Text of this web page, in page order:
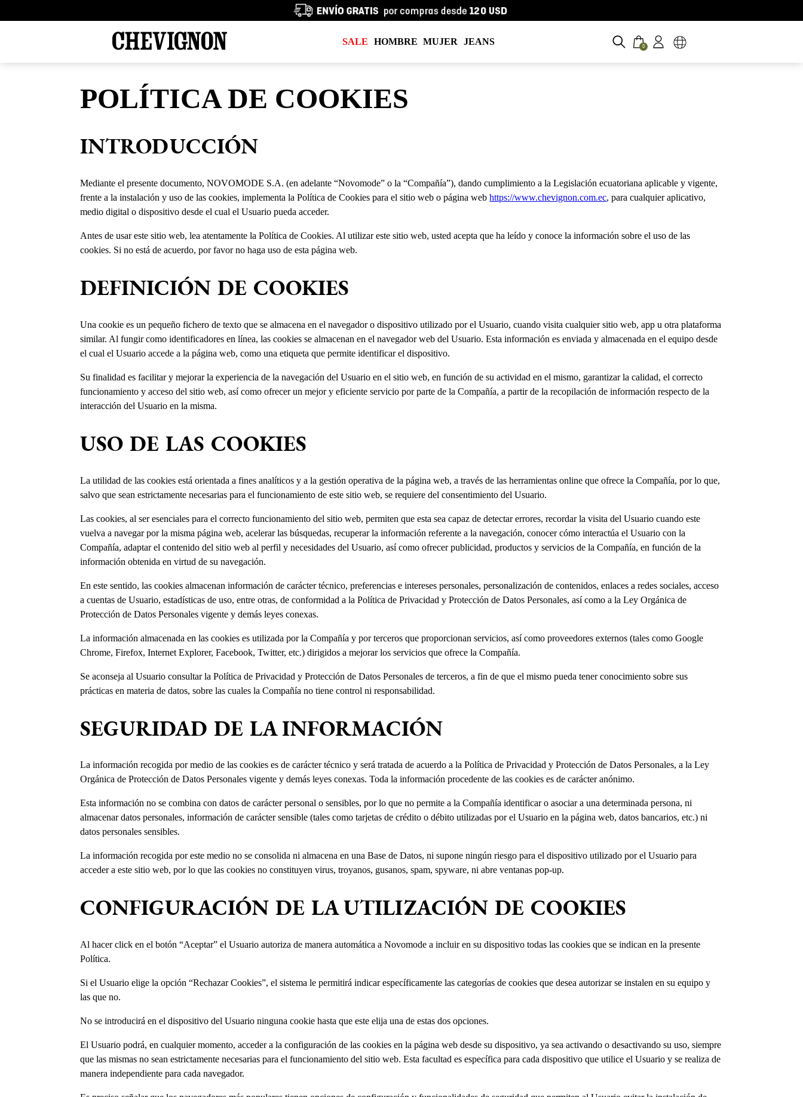
SALE HOMBRE MUJER JEANS 0
POLÍTICA DE COOKIES
INTRODUCCIÓN
Mediante el presente documento, NOVOMODE S.A. (en adelante “Novomode” o la “Compañía”), dando cumplimiento a la Legislación ecuatoriana aplicable y vigente,
frente a la instalación y uso de las cookies, implementa la Política de Cookies para el sitio web o página webhttps://www.chevignon.com.ec, para cualquier aplicativo,
medio digital o dispositivo desde el cual el Usuario pueda acceder.
Antes de usar este sitio web, lea atentamente la Política de Cookies. Al utilizar este sitio web, usted acepta que ha leído y conoce la información sobre el uso de las
cookies. Si no está de acuerdo, por favor no haga uso de esta página web.
DEFINICIÓN DE COOKIES
Una cookie es un pequeño fichero de texto que se almacena en el navegador o dispositivo utilizado por el Usuario, cuando visita cualquier sitio web, app u otra plataforma
similar. Al fungir como identificadores en línea, las cookies se almacenan en el navegador web del Usuario. Esta información es enviada y almacenada en el equipo desde
el cual el Usuario accede a la página web, como una etiqueta que permite identificar el dispositivo.
Su finalidad es facilitar y mejorar la experiencia de la navegación del Usuario en el sitio web, en función de su actividad en el mismo, garantizar la calidad, el correcto
funcionamiento y acceso del sitio web, así como ofrecer un mejor y eficiente servicio por parte de la Compañía, a partir de la recopilación de información respecto de la
interacción del Usuario en la misma.
USO DE LAS COOKIES
La utilidad de las cookies está orientada a fines analíticos y a la gestión operativa de la página web, a través de las herramientas online que ofrece la Compañía, por lo que,
salvo que sean estrictamente necesarias para el funcionamiento de este sitio web, se requiere del consentimiento del Usuario.
Las cookies, al ser esenciales para el correcto funcionamiento del sitio web, permiten que esta sea capaz de detectar errores, recordar la visita del Usuario cuando este
vuelva a navegar por la misma página web, acelerar las búsquedas, recuperar la información referente a la navegación, conocer cómo interactúa el Usuario con la
Compañía, adaptar el contenido del sitio web al perfil y necesidades del Usuario, así como ofrecer publicidad, productos y servicios de la Compañía, en función de la
información obtenida en virtud de su navegación.
En este sentido, las cookies almacenan información de carácter técnico, preferencias e intereses personales, personalización de contenidos, enlaces a redes sociales, acceso
a cuentas de Usuario, estadísticas de uso, entre otras, de conformidad a la Política de Privacidad y Protección de Datos Personales, así como a la Ley Orgánica de
Protección de Datos Personales vigente y demás leyes conexas.
La información almacenada en las cookies es utilizada por la Compañía y por terceros que proporcionan servicios, así como proveedores externos (tales como Google
Chrome, Firefox, Internet Explorer, Facebook, Twitter, etc.) dirigidos a mejorar los servicios que ofrece la Compañía.
Se aconseja al Usuario consultar la Política de Privacidad y Protección de Datos Personales de terceros, a fin de que el mismo pueda tener conocimiento sobre sus
prácticas en materia de datos, sobre las cuales la Compañía no tiene control ni responsabilidad.
SEGURIDAD DE LA INFORMACIÓN
La información recogida por medio de las cookies es de carácter técnico y será tratada de acuerdo a la Política de Privacidad y Protección de Datos Personales, a la Ley
Orgánica de Protección de Datos Personales vigente y demás leyes conexas. Toda la información procedente de las cookies es de carácter anónimo.
Esta información no se combina con datos de carácter personal o sensibles, por lo que no permite a la Compañía identificar o asociar a una determinada persona, ni
almacenar datos personales, información de carácter sensible (tales como tarjetas de crédito o débito utilizadas por el Usuario en la página web, datos bancarios, etc.) ni
datos personales sensibles.
La información recogida por este medio no se consolida ni almacena en una Base de Datos, ni supone ningún riesgo para el dispositivo utilizado por el Usuario para
acceder a este sitio web, por lo que las cookies no constituyen virus, troyanos, gusanos, spam, spyware, ni abre ventanas pop-up.
CONFIGURACIÓN DE LA UTILIZACIÓN DE COOKIES
Al hacer click en el botón “Aceptar” el Usuario autoriza de manera automática a Novomode a incluir en su dispositivo todas las cookies que se indican en la presente
Política.
Si el Usuario elige la opción “Rechazar Cookies”, el sistema le permitirá indicar específicamente las categorías de cookies que desea autorizar se instalen en su equipo y
las que no.
No se introducirá en el dispositivo del Usuario ninguna cookie hasta que este elija una de estas dos opciones.
El Usuario podrá, en cualquier momento, acceder a la configuración de las cookies en la página web desde su dispositivo, ya sea activando o desactivando su uso, siempre
que las mismas no sean estrictamente necesarias para el funcionamiento del sitio web. Esta facultad es específica para cada dispositivo que utilice el Usuario y se realiza de
manera independiente para cada navegador.